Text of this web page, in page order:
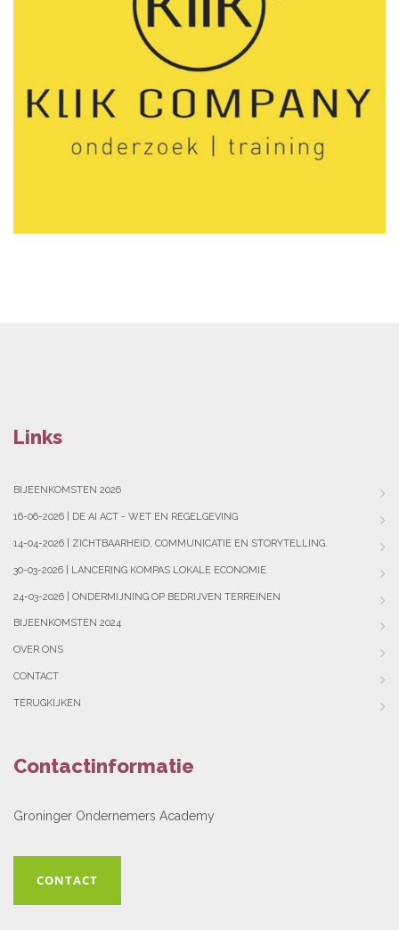
Links
BIJEENKOMSTEN 2026
16-06-2026 | DE AI ACT - WET EN REGELGEVING
14-04-2026 | ZICHTBAARHEID, COMMUNICATIE EN STORYTELLING.
30-03-2026 | LANCERING KOMPAS LOKALE ECONOMIE
24-03-2026 | ONDERMIJNING OP BEDRIJVEN TERREINEN
BIJEENKOMSTEN 2024
OVER ONS
CONTACT
TERUGKIJKEN
Contactinformatie
Groninger Ondernemers Academy
CONTACT